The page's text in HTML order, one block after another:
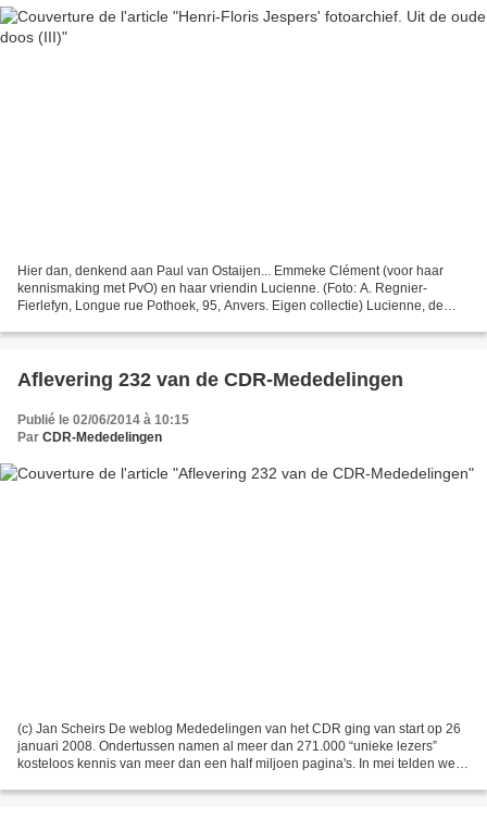
Hier dan, denkend aan Paul van Ostaijen... Emmeke Clément (voor haar
kennismaking met PvO) en haar vriendin Lucienne. (Foto: A. Regnier-
Fierlefyn, Longue rue Pothoek, 95, Anvers. Eigen collectie) Lucienne, de
Aflevering 232 van de CDR-Mededelingen
Publié le 02/06/2014 à 10:15
Par CDR-Mededelingen
(c) Jan Scheirs De weblog Mededelingen van het CDR ging van start op 26
januari 2008. Ondertussen namen al meer dan 271.000 “unieke lezers”
kosteloos kennis van meer dan een half miljoen pagina's. In mei telden we